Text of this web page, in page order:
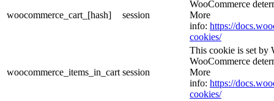
woocommerce_cart_[hash] session
WooCommerce
More
info: https://
cookies/
woocommerce_items_in_cart session
This cookie is set by
WooCommerce
More
info: https://
cookies/